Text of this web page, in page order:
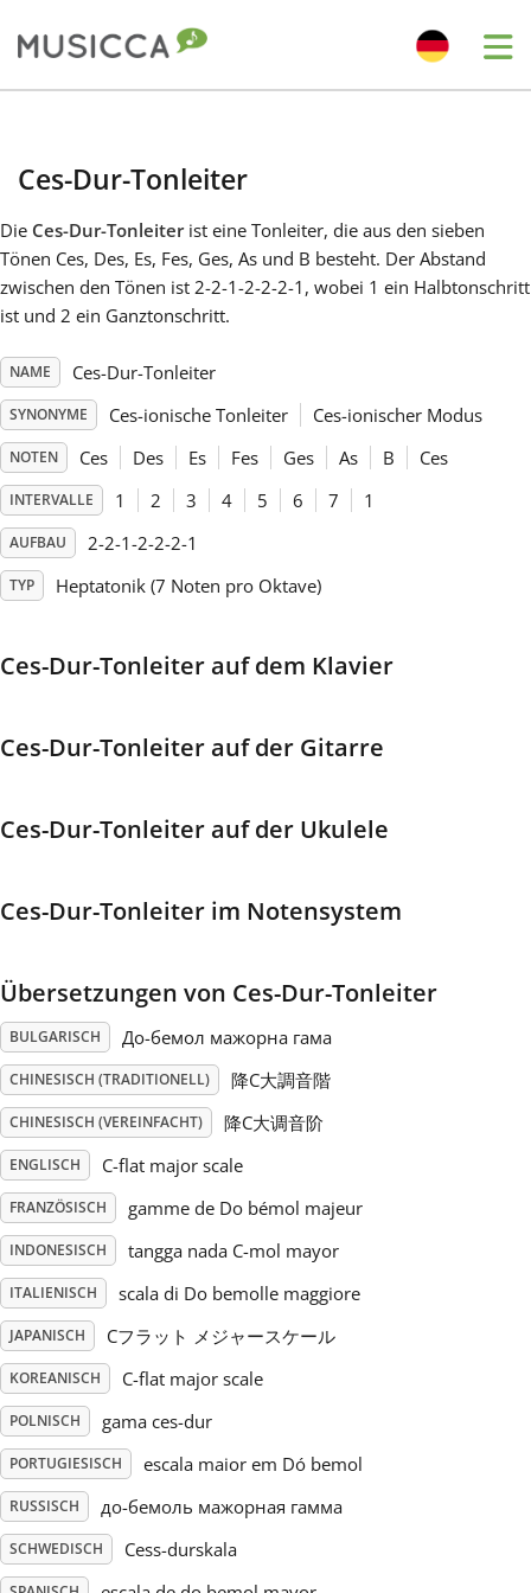
Dansk
English
Español
Français
Português
Русский
Svenska
Tiếng Việt
Türkçe
Українська
繁體中文
Ces-Dur-Tonleiter
Die Ces-Dur-Tonleiterist eine Tonleiter, die aus den sieben
Tönen Ces, Des, Es, Fes, Ges, As und B besteht. Der Abstand
zwischen den Tönen ist 2-2-1-2-2-2-1, wobei 1 ein Halbtonschritt
ist und 2 ein Ganztonschritt.
NAME Ces-Dur-Tonleiter
SYNONYME Ces-ionische Tonleiter Ces-ionischer Modus
NOTEN Ces Des Es Fes Ges As B Ces
INTERVALLE 1 2 3 4 5 6 7 1
AUFBAU 2-2-1-2-2-2-1
TYP Heptatonik (7 Noten pro Oktave)
Ces-Dur-Tonleiter auf dem Klavier
Ces-Dur-Tonleiter auf der Gitarre
Ces-Dur-Tonleiter auf der Ukulele
Ces-Dur-Tonleiter im Notensystem
Übersetzungen von Ces-Dur-Tonleiter
BULGARISCH До-бемол мажорна гама
CHINESISCH (TRADITIONELL) 降C大調音階
CHINESISCH (VEREINFACHT) 降C大调音阶
ENGLISCH C-flat major scale
FRANZÖSISCH gamme de Do bémol majeur
INDONESISCH tangga nada C-mol mayor
ITALIENISCH scala di Do bemolle maggiore
JAPANISCH Cフラット メジャースケール
KOREANISCH C-flat major scale
POLNISCH gama ces-dur
PORTUGIESISCH escala maior em Dó bemol
RUSSISCH до-бемоль мажорная гамма
SCHWEDISCH Cess-durskala